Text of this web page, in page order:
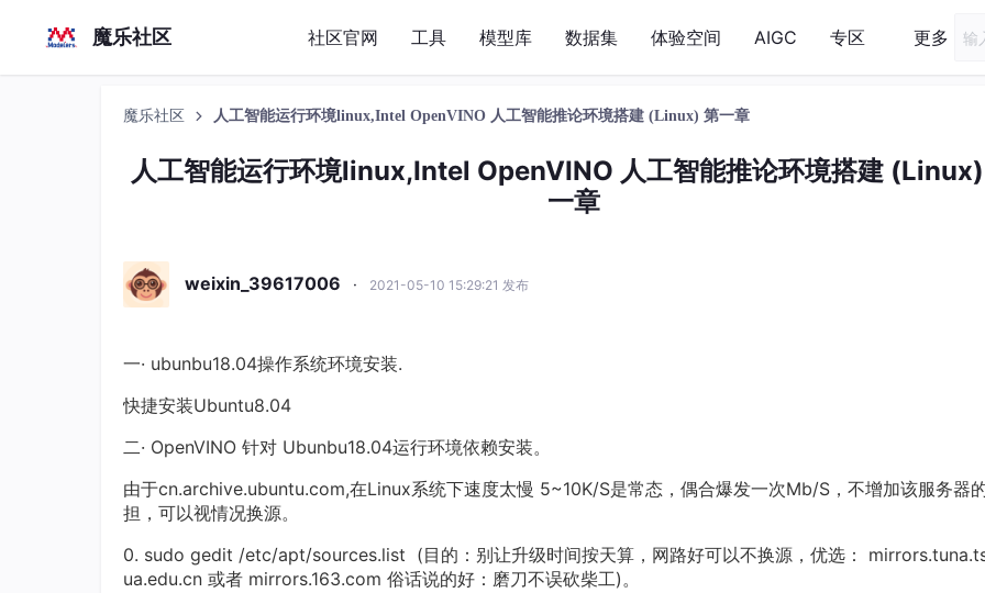
魔乐社区 社区官网 工具 模型库 数据集 体验空间 AIGC 专区 更多
魔乐社区 人工智能运行环境linux,Intel OpenVINO 人工智能推论环境搭建 (Linux) 第一章
人工智能运行环境linux,Intel OpenVINO 人工智能推论环境搭建
一章
weixin_39617006 · 2021-05-10 15:29:21 发布
一· ubunbu18.04操作系统环境安装.
快捷安装Ubuntu8.04
二· OpenVINO 针对 Ubunbu18.04运行环境依赖安装。
由于cn.archive.ubuntu.com,在Linux系统下速度太慢 5~10K/S是常态，偶合爆发一次Mb/S，不增加该服务器
担，可以视情况换源。
0. sudo gedit /etc/apt/sources.list (目的：别让升级时间按天算，网路好可以不换源，优选：
ua.edu.cn 或者 mirrors.163.com 俗话说的好：磨刀不误砍柴工)。